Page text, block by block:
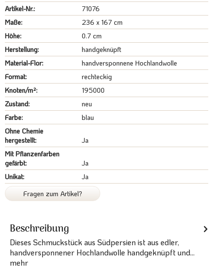
Artikel-Nr.:
71076
Maße:
236 x 167 cm
Höhe:
0.7 cm
Herstellung:
handgeknüpft
Material-Flor:
handversponnene Hochlandwolle
Format:
rechteckig
Knoten/m²:
195000
Zustand:
neu
Farbe:
blau
Ohne Chemie
hergestellt:
Ja
Mit Pflanzenfarben
gefärbt:
Ja
Unikat:
Ja
Fragen zum Artikel?
Beschreibung
Dieses Schmuckstück aus Südpersien ist aus edler,
handversponnener Hochlandwolle handgeknüpft und...
mehr